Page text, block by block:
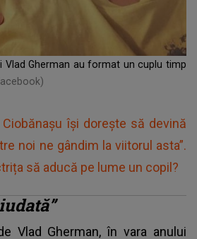
Vlad Gherman au format un cuplu timp
își dorește să devină
noi ne gândim la viitorul asta”.
să aducă pe lume un copil?
Vlad Gherman, în vara anului